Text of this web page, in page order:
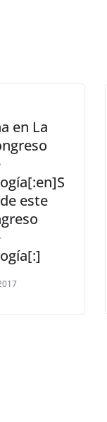
en La
este